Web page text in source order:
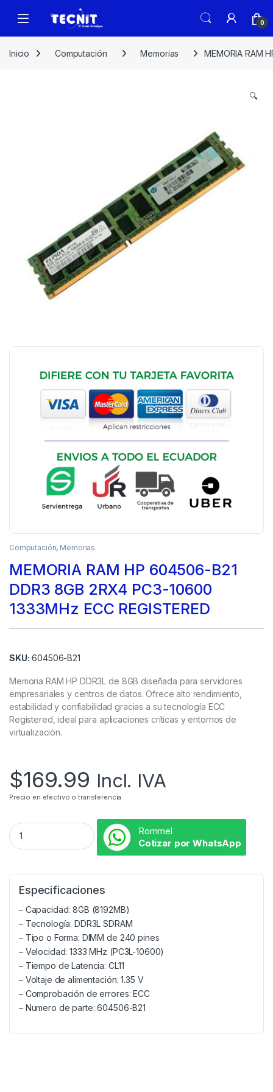
0
Inicio Computación Memorias MEMORIA RAM
🔍
Computación, Memorias
MEMORIA RAM HP 604506-B21
DDR3 8GB 2RX4 PC3-10600
1333MHz ECC REGISTERED
SKU: 604506-B21
Memoria RAM HP DDR3L de 8GB diseñada para servidores
empresariales y centros de datos. Ofrece alto rendimiento,
estabilidad y confiabilidad gracias a su tecnología ECC
Registered, ideal para aplicaciones críticas y entornos de
virtualización.
$169.99 Incl. IVA
Precio en efectivo o transferencia
Rommel
Cotizar por WhatsApp
Especificaciones
– Capacidad: 8GB (8192MB)
– Tecnología: DDR3L SDRAM
– Tipo o Forma: DIMM de 240 pines
– Velocidad: 1333 MHz (PC3L-10600)
– Tiempo de Latencia: CL11
– Voltaje de alimentación: 1.35 V
– Comprobación de errores: ECC
– Numero de parte: 604506-B21